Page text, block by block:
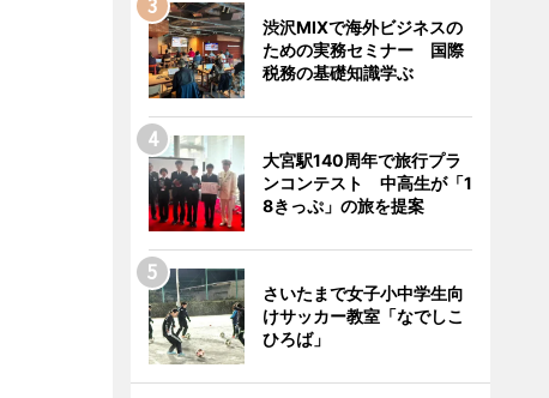
渋沢MIXで海外ビジネスの
ための実務セミナー 国際
税務の基礎知識学ぶ
大宮駅140周年で旅行プラ
ンコンテスト 中高生が「1
8きっぷ」の旅を提案
さいたまで女子小中学生向
けサッカー教室「なでしこ
ひろば」